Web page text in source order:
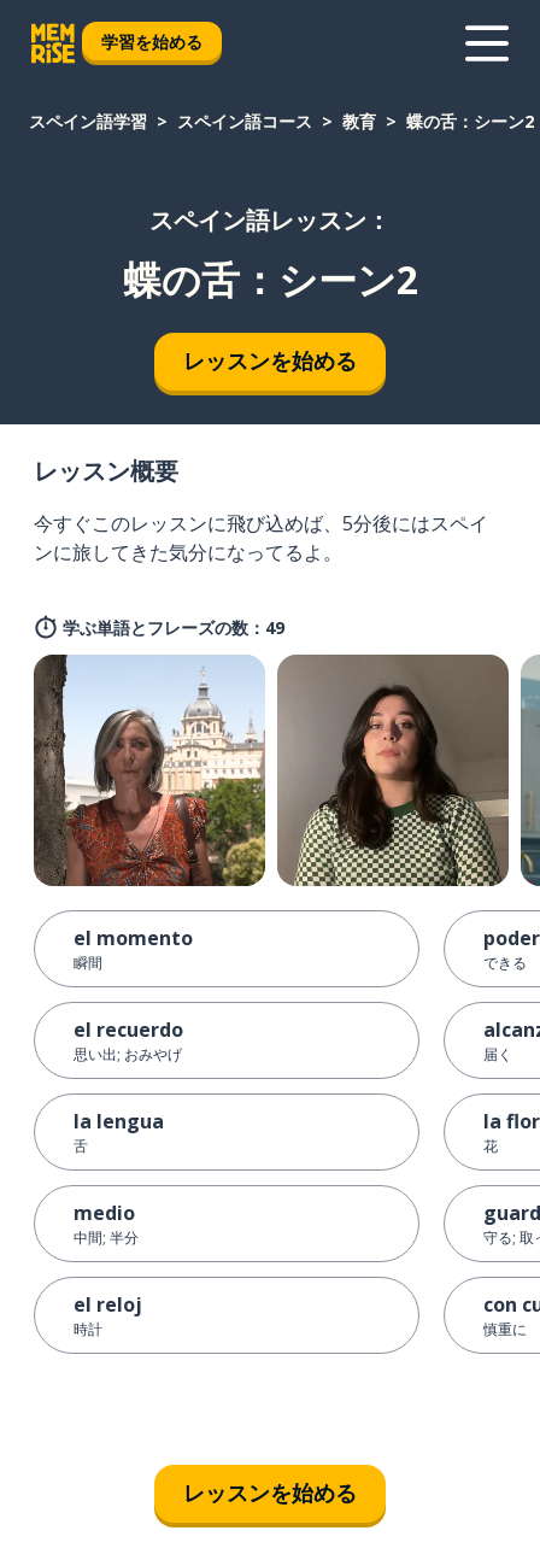
学習を始める
スペイン語学習 スペイン語コース 教育 蝶の舌：シーン2
スペイン語レッスン：
蝶の舌：シーン2
レッスンを始める
レッスン概要
今すぐこのレッスンに飛び込めば、5分後にはスペイ
ンに旅してきた気分になってるよ。
学ぶ単語とフレーズの数：49
el momento
瞬間
el recuerdo
思い出; おみやげ
la lengua
舌
medio
中間; 半分
el reloj
時計
poder
できる
届く
la flor
花
守る; 取
con
慎重に
レッスンを始める